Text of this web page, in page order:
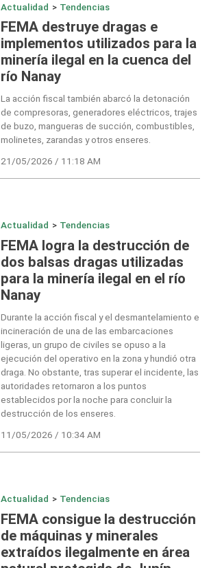
Actualidad > Tendencias
FEMA destruye dragas e
implementos utilizados para la
minería ilegal en la cuenca del
río Nanay
La acción fiscal también abarcó la detonación
de compresoras, generadores eléctricos, trajes
de buzo, mangueras de succión, combustibles,
molinetes, zarandas y otros enseres.
21/05/2026 / 11:18 AM
Actualidad > Tendencias
FEMA logra la destrucción de
dos balsas dragas utilizadas
para la minería ilegal en el río
Nanay
Durante la acción fiscal y el desmantelamiento e
incineración de una de las embarcaciones
ligeras, un grupo de civiles se opuso a la
ejecución del operativo en la zona y hundió otra
draga. No obstante, tras superar el incidente, las
autoridades retornaron a los puntos
establecidos por la noche para concluir la
destrucción de los enseres.
11/05/2026 / 10:34 AM
Actualidad > Tendencias
FEMA consigue la destrucción
de máquinas y minerales
extraídos ilegalmente en área